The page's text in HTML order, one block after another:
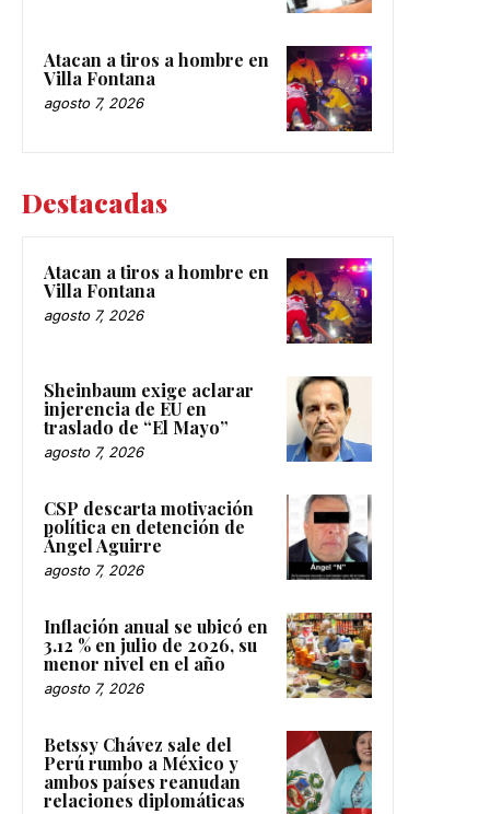
Atacan a tiros a hombre en
Villa Fontana
agosto 7, 2026
Destacadas
Atacan a tiros a hombre en
Villa Fontana
agosto 7, 2026
Sheinbaum exige aclarar
injerencia de EU en
traslado de “El Mayo”
agosto 7, 2026
CSP descarta motivación
política en detención de
Ángel Aguirre
agosto 7, 2026
Inflación anual se ubicó en
3.12 % en julio de 2026, su
menor nivel en el año
agosto 7, 2026
Betssy Chávez sale del
Perú rumbo a México y
ambos países reanudan
relaciones diplomáticas